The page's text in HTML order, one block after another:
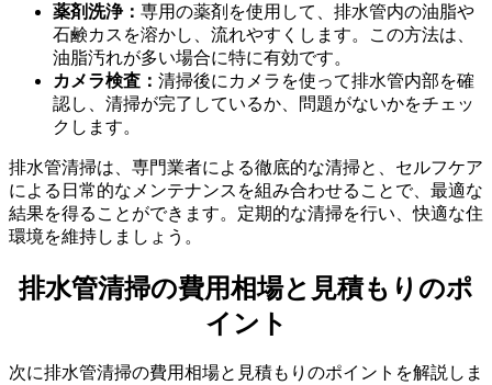
薬剤洗浄： 専用の薬剤を使用して、排水管内の油脂や
石鹸カスを溶かし、流れやすくします。この方法は、
油脂汚れが多い場合に特に有効です。
カメラ検査： 清掃後にカメラを使って排水管内部を確
認し、清掃が完了しているか、問題がないかをチェッ
クします。
排水管清掃は、専門業者による徹底的な清掃と、セルフケア
による日常的なメンテナンスを組み合わせることで、最適な
結果を得ることができます。定期的な清掃を行い、快適な住
環境を維持しましょう。
排水管清掃の費用相場と見積もりのポ
イント
次に排水管清掃の費用相場と見積もりのポイントを解説しま